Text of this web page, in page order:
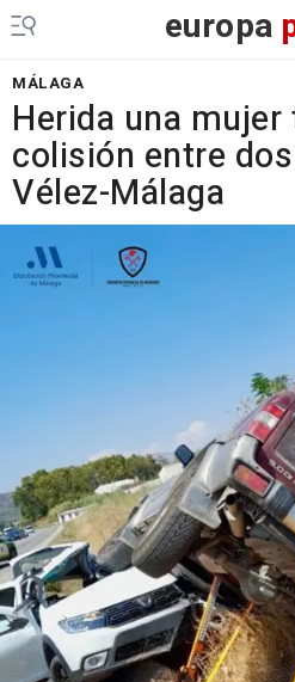
europa
MÁLAGA
Herida una mujer
colisión entre
Vélez-Málaga